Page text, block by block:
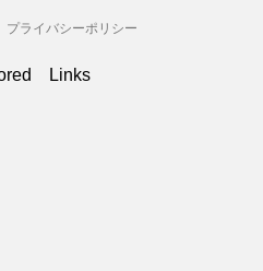
プライバシーポリシー
Links